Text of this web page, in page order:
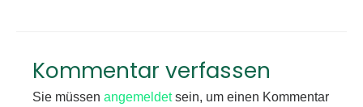
Kommentar verfassen
Sie müssen angemeldetsein, um einen Kommentar